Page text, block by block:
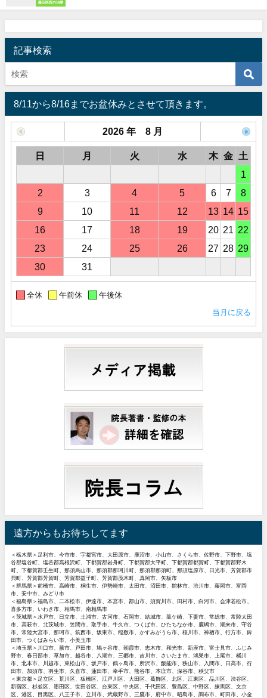
藤沼医院の治療
記事検索
8/11から8/16までお盆休みとさせて頂きます。
2026 年 8 月
日 月 火 水 木 金
土
1
2
3 4 5 6 7
8
9
10 11 12 13 14 15
16
17 18 19 20 21 22
23
24 25 26 27 28 29
30
31
全休 午前休 午後休
当月に戻る
遠方からもお待ちしてます
＜栃木県＞足利市、今市市、宇都宮市、大田原市、鹿沼市、小山市、さくら市、佐野市、下野市、塩
谷郡塩谷町、塩谷郡高根沢町、下都賀郡岩舟町、下都賀郡大平町、下都賀郡都賀町、下都賀郡野木
町、下都賀郡壬生町、那須烏山市、那須郡那珂川町、那須郡那須町、那須塩原市、日光市、芳賀郡市
貝町、芳賀郡芳賀町、芳賀郡益子町、芳賀郡茂木町、真岡市、矢板市
＜群馬県＞前橋市、高崎市、桐生市、伊勢崎市、太田市、沼田市、館林市、渋川市、藤岡市、富岡
市、安中市、みどり市
＜福島県＞福島市、二本松市、伊達市、本宮市、郡山市、須賀川市、田村市、白河市、会津若松市、
喜多方市、いわき市、相馬市、南相馬市
＜茨城県＞水戸市、日立市、土浦市、古河市、石岡市、結城市、龍ケ崎、下妻市、常総市、常陸太田
市、高萩市、北茨城市、笠間市、取手市、牛久市、つくば市、ひたちなか市、鹿嶋市、潮来市、守谷
市、常陸大宮市、那珂市、筑西市、坂東市、稲敷市、かすみがうら市、桜川市、神栖市、行方市、鉾
田市、つくばみらい市、小美玉市
＜埼玉県＞川口市、蕨市、戸田市、鳩ヶ谷市、朝霞市、志木市、和光市、新座市、富士見市、ふじみ
野市、春日部市、草加市、越谷市、八潮市、三郷市、吉川市、さいたま市、鴻巣市、上尾市、桶川
市、北本市、川越市、東松山市、坂戸市、鶴ヶ島市、所沢市、飯能市、狭山市、入間市、日高市、行
田市、加須市、羽生市、久喜市、蓮田市、幸手市、熊谷市、本庄市、深谷市、秩父市
＜東京都＞足立区、荒川区、板橋区、江戸川区、大田区、葛飾区、北区、江東区、品川区、渋谷区、
新宿区、杉並区、墨田区、世田谷区、台東区、中央区、千代田区、豊島区、中野区、練馬区、文京
区、港区、目黒区、八王子市、立川市、武蔵野市、三鷹市、府中市、昭島市、調布市、町田市、小金